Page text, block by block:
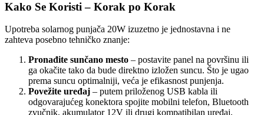
Kako Se Koristi – Korak po Korak
Upotreba solarnog punjača 20W izuzetno je jednostavna i ne
zahteva posebno tehničko znanje:
Pronađite sunčano mesto – postavite panel na površinu ili
ga okačite tako da bude direktno izložen suncu. Što je ugao
prema suncu optimalniji, veća je efikasnost punjenja.
Povežite uređaj – putem priloženog USB kabla ili
odgovarajućeg konektora spojite mobilni telefon, Bluetooth
zvučnik, akumulator 12V ili drugi kompatibilan uređaj.